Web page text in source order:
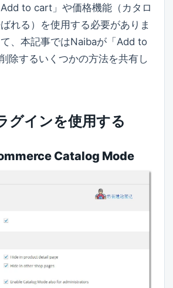
to cart」や価格機能（カタロ
れる）を使用する必要がありま
、本記事ではNaibaが「Add to
除するいくつかの方法を共有し
グインを使用する
Catalog Mode